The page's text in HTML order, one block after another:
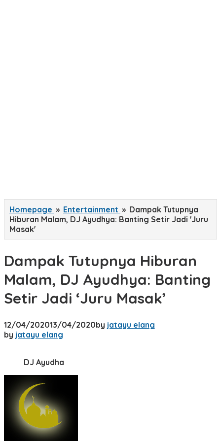
Homepage » Entertainment » Dampak Tutupnya
Hiburan Malam, DJ Ayudhya: Banting Setir Jadi 'Juru
Masak'
Dampak Tutupnya Hiburan
Malam, DJ Ayudhya: Banting
Setir Jadi ‘Juru Masak’
12/04/202013/04/2020by jatayu elang
by jatayu elang
DJ Ayudha